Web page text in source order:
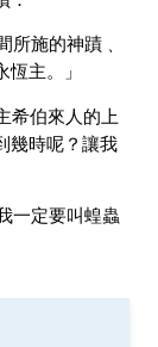
施的神蹟﹑
主。」
希伯來人的上
幾時呢？讓我
一定要叫蝗蟲